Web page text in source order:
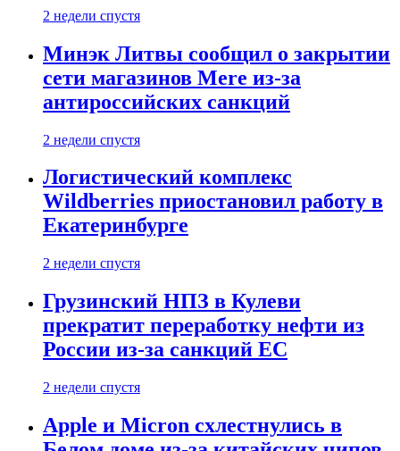
2 недели спустя
Минэк Литвы сообщил о закрытии
сети магазинов Mere из-за
антироссийских санкций
2 недели спустя
Логистический комплекс
Wildberries приостановил работу в
Екатеринбурге
2 недели спустя
Грузинский НПЗ в Кулеви
прекратит переработку нефти из
России из-за санкций ЕС
2 недели спустя
Apple и Micron схлестнулись в